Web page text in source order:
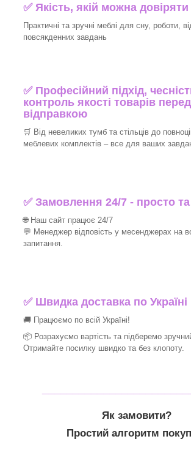
✅ Якість, якій можна довіряти
Практичні та зручні меблі для сну, роботи,
повсякденних завдань
✅ Професійний підхід,
контроль якості товарів перед
відправкою
🛒 Від невеликих тумб та стільців до
меблевих комплектів – все для ваших
✅ Замовлення 24/7 - просто
🌐 Наш сайт працює 24/7
💬 Менеджер відповість у месенджерах на
запитання.
✅ Швидка доставка по Україні
🚚 Працюємо по всій Україні!
📦 Розрахуємо вартість та підберемо
Отримайте посилку швидко та без клопоту.
Як замовити?
Простий алгоритм